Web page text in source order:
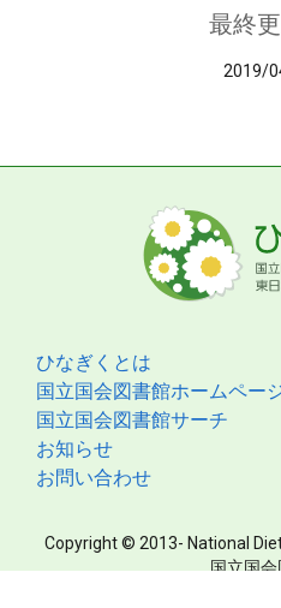
最終
2019/
ひなぎくとは
国立国会図書館ホームペー
国立国会図書館サーチ
お知らせ
お問い合わせ
Copyright © 2013- National